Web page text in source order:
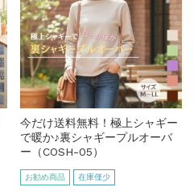
今だけ送料無料！極上シャギー
で暖か♪裏シャギープルオーバ
ー（COSH-05）
お勧め商品 在庫僅少